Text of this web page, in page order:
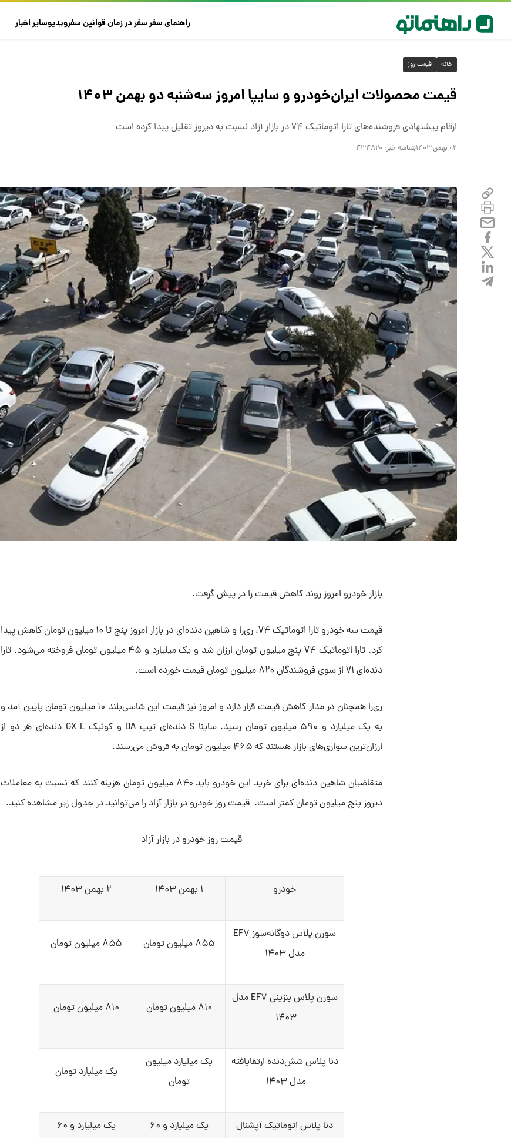
راهنمای سفرسفر در زمانقوانین سفرویدیوسایراخبار
خانه قیمت روز
قیمت محصولات ایران‌خودرو و سایپا امروز سه‌شنبه دو بهمن ۱۴۰۳
ارقام پیشنهادی فروشنده‌های تارا اتوماتیک V۴ در بازار آزاد نسبت به دیروز تقلیل پیدا کرده است
۰۲ بهمن ۱۴۰۳ شناسه خبر: ۴۳۴۸۲۰
بازار خودرو امروز روند کاهش قیمت را در پیش گرفت.
قیمت سه خودرو تارا اتوماتیک V۴، ری‌را و شاهین دنده‌ای در بازار امروز پنج تا ۱۰ میلیون تومان کاهش پیدا
کرد. تارا اتوماتیک V۴ پنج میلیون تومان ارزان شد و یک میلیارد و ۴۵ میلیون تومان فروخته می‌شود. تارا
دنده‌ای V۱ از سوی فروشندگان ۸۲۰ میلیون تومان قیمت خورده است.
ری‌را همچنان در مدار کاهش قیمت قرار دارد و امروز نیز قیمت این شاسی‌بلند ۱۰ میلیون تومان پایین آمد و
به یک میلیارد و ۵۹۰ میلیون تومان رسید. ساینا S دنده‌ای تیپ DA و کوئیک GX L دنده‌ای هر دو از
ارزان‌ترین سواری‌های بازار هستند که ۴۶۵ میلیون تومان به فروش می‌رسند.
متقاضیان شاهین دنده‌ای برای خرید این خودرو باید ۸۴۰ میلیون تومان هزینه کنند که نسبت به معاملات
دیروز پنج میلیون تومان کمتر است. قیمت روز خودرو در بازار آزاد را می‌توانید در جدول زیر مشاهده کنید.
قیمت روز خودرو در بازار آزاد
خودرو ۱ بهمن ۱۴۰۳ ۲ بهمن ۱۴۰۳
سورن پلاس دوگانه‌سوز EF۷
مدل ۱۴۰۳
۸۵۵ میلیون تومان ۸۵۵ میلیون تومان
سورن پلاس بنزینی EF۷ مدل
۱۴۰۳
۸۱۰ میلیون تومان ۸۱۰ میلیون تومان
دنا پلاس شش‌دنده‌‌ ارتقایافته
مدل ۱۴۰۳
یک میلیارد میلیون
تومان
یک میلیارد تومان
دنا پلاس اتوماتیک آپشنال
یک میلیارد و ۶۰
یک میلیارد و ۶۰